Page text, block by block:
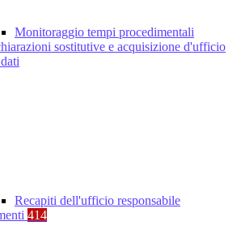
Monitoraggio tempi procedimentali
sostitutive e acquisizione d'ufficio
Recapiti dell'ufficio responsabile
414